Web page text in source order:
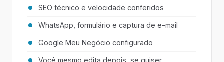
SEO técnico e velocidade conferidos
WhatsApp, formulário e captura de e-mail
Google Meu Negócio configurado
Você mesmo edita depois, se quiser